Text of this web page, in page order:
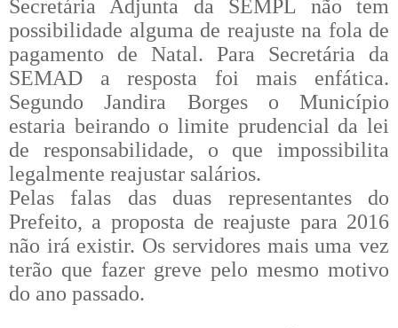
Secretária Adjunta da SEMPL não tem
possibilidade alguma de reajuste na fola de
pagamento de Natal. Para Secretária da
SEMAD a resposta foi mais enfática.
Segundo Jandira Borges o Município
estaria beirando o limite prudencial da lei
de responsabilidade, o que impossibilita
legalmente reajustar salários.
Pelas falas das duas representantes do
Prefeito, a proposta de reajuste para 2016
não irá existir. Os servidores mais uma vez
terão que fazer greve pelo mesmo motivo
do ano passado.